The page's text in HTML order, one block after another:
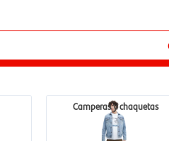
Camperas y chaquetas